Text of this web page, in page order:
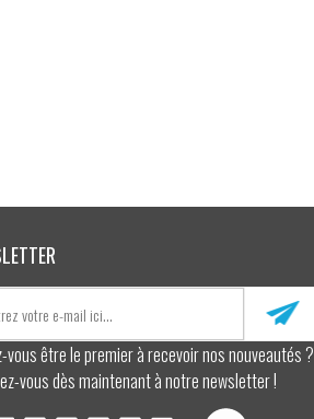
vous être le premier à recevoir nos nouveautés ?
vous dès maintenant à notre newsletter !